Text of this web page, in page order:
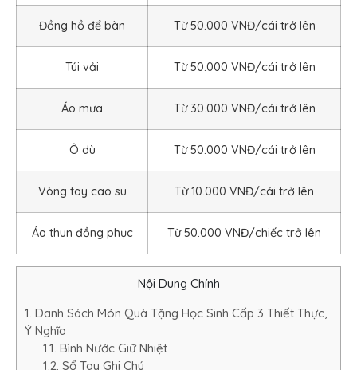
Đồng hồ để bàn Từ 50.000 VNĐ/cái trở lên
Túi vải Từ 50.000 VNĐ/cái trở lên
Áo mưa Từ 30.000 VNĐ/cái trở lên
Ô dù Từ 50.000 VNĐ/cái trở lên
Vòng tay cao su Từ 10.000 VNĐ/cái trở lên
Áo thun đồng phục Từ 50.000 VNĐ/chiếc trở lên
Nội Dung Chính
1. Danh Sách Món Quà Tặng Học Sinh Cấp 3 Thiết Thực,
Ý Nghĩa
1.1. Bình Nước Giữ Nhiệt
1.2. Sổ Tay Ghi Chú